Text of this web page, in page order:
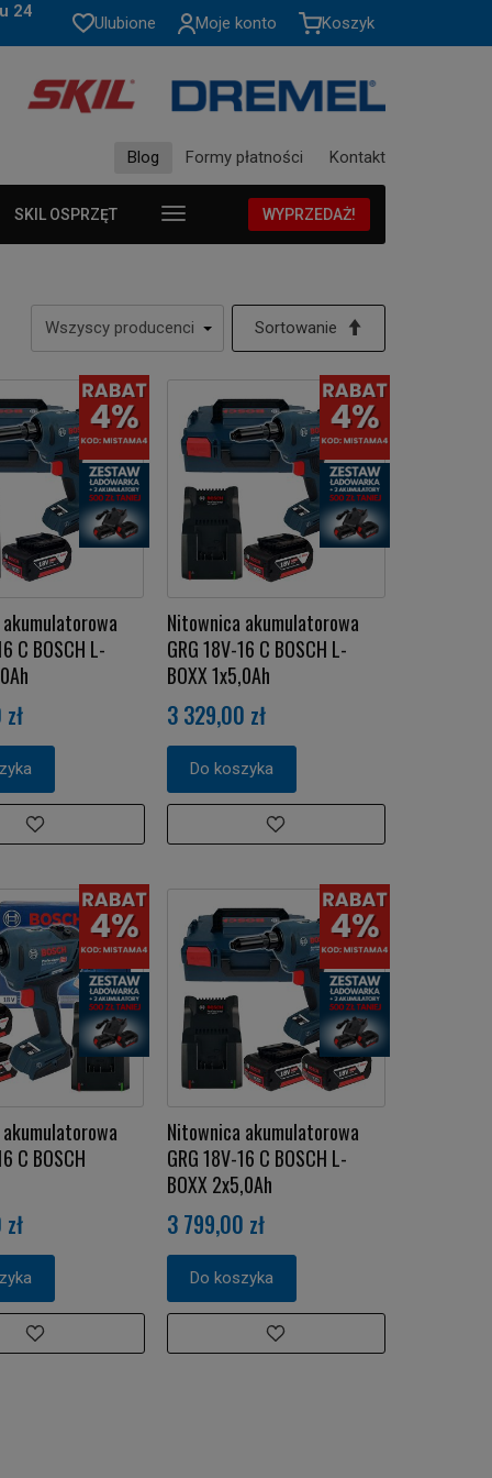
24
Ulubione Moje konto Koszyk
Blog Formy płatności Kontakt
SKIL OSPRZĘT WYPRZEDAŻ!
Sortowanie
C BOSCH L-
Nitownica akumulatorowa
GRG 18V-16 C BOSCH L-
BOXX 1x5,0Ah
3 329,00 zł
Do koszyka
C BOSCH
Nitownica akumulatorowa
GRG 18V-16 C BOSCH L-
BOXX 2x5,0Ah
3 799,00 zł
Do koszyka